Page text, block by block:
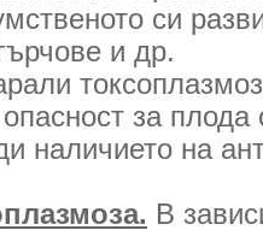
си
и др.
за плода
наличието на
В